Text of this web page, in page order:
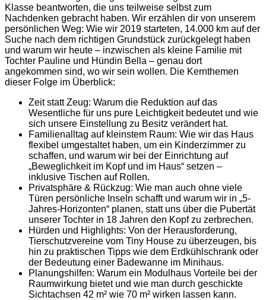
Klasse beantworten, die uns teilweise selbst zum
Nachdenken gebracht haben. Wir erzählen dir von unserem
persönlichen Weg: Wie wir 2019 starteten, 14.000 km auf der
Suche nach dem richtigen Grundstück zurückgelegt haben
und warum wir heute – inzwischen als kleine Familie mit
Tochter Pauline und Hündin Bella – genau dort
angekommen sind, wo wir sein wollen. Die Kernthemen
dieser Folge im Überblick:
Zeit statt Zeug: Warum die Reduktion auf das
Wesentliche für uns pure Leichtigkeit bedeutet und wie
sich unsere Einstellung zu Besitz verändert hat.
Familienalltag auf kleinstem Raum: Wie wir das Haus
flexibel umgestaltet haben, um ein Kinderzimmer zu
schaffen, und warum wir bei der Einrichtung auf
„Beweglichkeit im Kopf und im Haus“ setzen –
inklusive Tischen auf Rollen.
Privatsphäre & Rückzug: Wie man auch ohne viele
Türen persönliche Inseln schafft und warum wir in „5-
Jahres-Horizonten“ planen, statt uns über die Pubertät
unserer Tochter in 18 Jahren den Kopf zu zerbrechen.
Hürden und Highlights: Von der Herausforderung,
Tierschutzvereine vom Tiny House zu überzeugen, bis
hin zu praktischen Tipps wie dem Erdkühlschrank oder
der Bedeutung einer Badewanne im Minihaus.
Planungshilfen: Warum ein Modulhaus Vorteile bei der
Raumwirkung bietet und wie man durch geschickte
Sichtachsen 42 m² wie 70 m² wirken lassen kann.